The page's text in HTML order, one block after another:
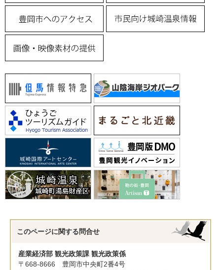
このページに関する 問合せ
産業経済部 観光政策課 観光政策係
〒668-8666 豊岡市中央町2番4号